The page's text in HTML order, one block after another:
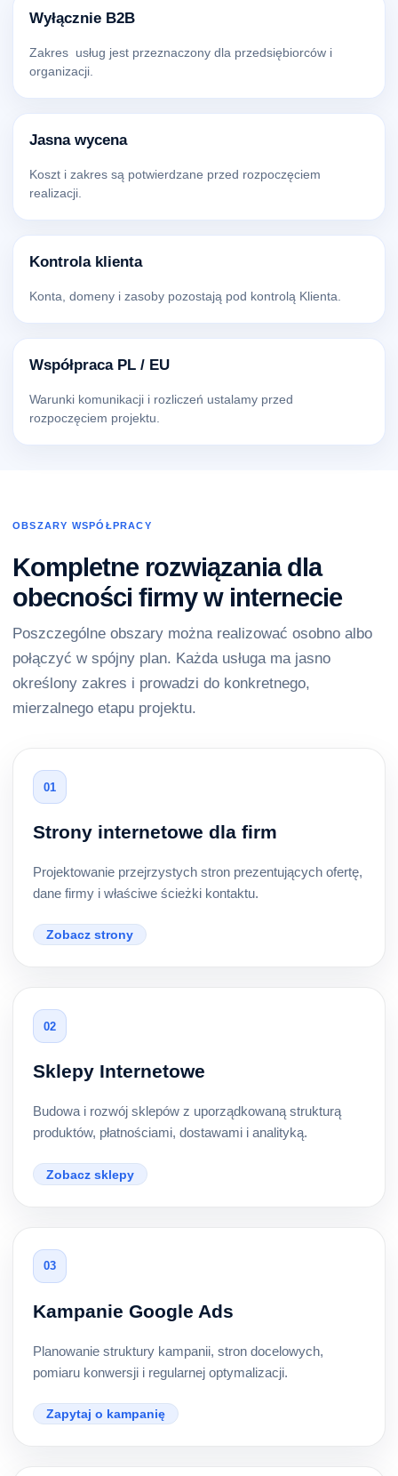
Wyłącznie B2B
Zakres usług jest przeznaczony dla przedsiębiorców i
organizacji.
Jasna wycena
Koszt i zakres są potwierdzane przed rozpoczęciem
realizacji.
Kontrola klienta
Konta, domeny i zasoby pozostają pod kontrolą Klienta.
Współpraca PL / EU
Warunki komunikacji i rozliczeń ustalamy przed
rozpoczęciem projektu.
OBSZARY WSPÓŁPRACY
Kompletne rozwiązania dla
obecności firmy w internecie
Poszczególne obszary można realizować osobno albo
połączyć w spójny plan. Każda usługa ma jasno
określony zakres i prowadzi do konkretnego,
mierzalnego etapu projektu.
01
Strony internetowe dla firm
Projektowanie przejrzystych stron prezentujących ofertę,
dane firmy i właściwe ścieżki kontaktu.
Zobacz strony
02
Sklepy Internetowe
Budowa i rozwój sklepów z uporządkowaną strukturą
produktów, płatnościami, dostawami i analityką.
Zobacz sklepy
03
Kampanie Google Ads
Planowanie struktury kampanii, stron docelowych,
pomiaru konwersji i regularnej optymalizacji.
Zapytaj o kampanię